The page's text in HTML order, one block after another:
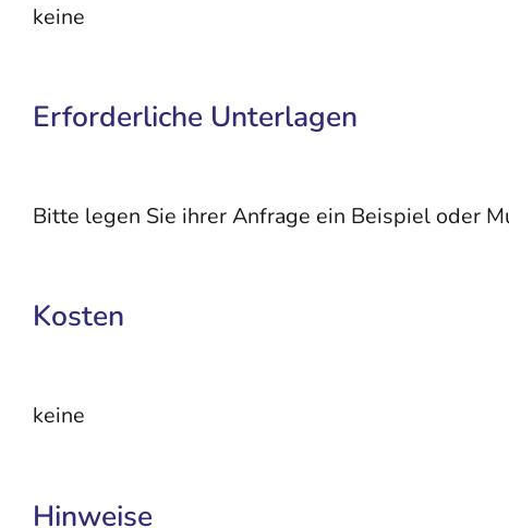
keine
Erforderliche Unterlagen
Bitte legen Sie ihrer Anfrage ein Beispiel oder
Kosten
keine
Hinweise